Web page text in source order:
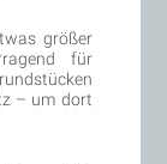
größer
für
– um dort